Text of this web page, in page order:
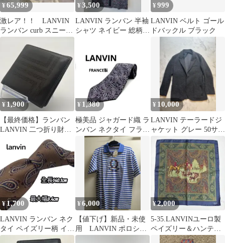
¥65,999
激レア！！ LANVIN
ランバン curb スニーカ
ー メンズ
¥3,500
LANVIN ランバン 半袖
シャツ ネイビー 総柄
¥999
LANVIN ベルト ゴール
ドバックル ブラック
¥ 1,900
【最終価格】ランバン
LANVIN 二つ折り財布
ダークブラウン
¥ 1,380
極美品 ジャガード織 ラ
ンバン ネクタイ フラン
ス製 ピュアシルク
671622
¥ 10,000
LANVIN テーラードジ
ャケット グレー 50サイ
ズ
¥1,700
LANVIN ランバン ネク
タイ ペイズリー柄 イタ
リア製
¥6,000
【値下げ】新品・未使
用 LANVIN ポロシャ
ツ ボーダー マリンモチ
¥2,000
5-35.LANVINユーロ製
ペイズリー＆ハンティ
ング柄 シルクポケット